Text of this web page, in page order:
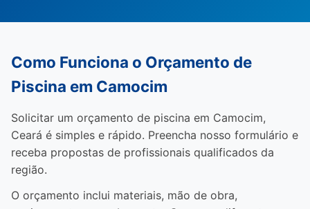
Como Funciona o Orçamento de
Piscina em Camocim
Solicitar um orçamento de piscina em Camocim,
Ceará é simples e rápido. Preencha nosso formulário e
receba propostas de profissionais qualificados da
região.
O orçamento inclui materiais, mão de obra,